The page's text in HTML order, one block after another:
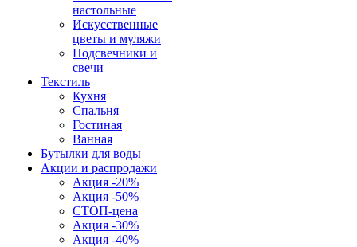
настольные
Искусственные
цветы и муляжи
Подсвечники и
свечи
Текстиль
Кухня
Спальня
Гостиная
Ванная
Бутылки для воды
Акции и распродажи
Акция -20%
Акция -50%
СТОП-цена
Акция -30%
Акция -40%